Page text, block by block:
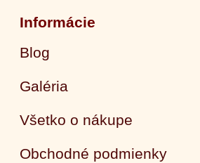
Informácie
Blog
Galéria
Všetko o nákupe
Obchodné podmienky